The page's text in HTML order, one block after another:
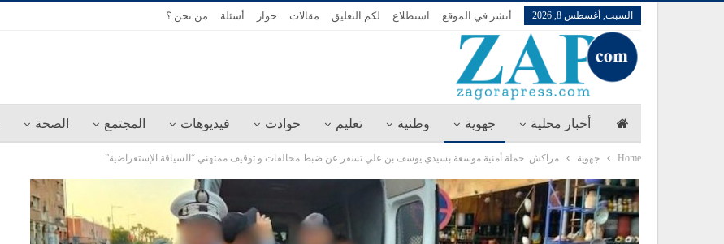
السبت, أغسطس 8, 2026 أنشر في الموقع استطلاع لكم التعليق مقالات حوار أسئلة من نحن ؟
أخبار محلية جهوية وطنية تعليم حوادث فيديوهات المجتمع الصحة
Home جهوية مراكش..حملة أمنية موسعة بسيدي يوسف بن علي تسفر عن ضبط مخالفات و توقيف ممتهني “السياقة الإستعراضية”